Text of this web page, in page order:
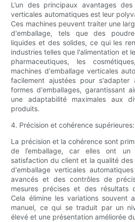
L’un des principaux avantages des
verticales automatiques est leur
Ces machines peuvent traiter une
d'emballage, tels que des
liquides et des solides, ce qui les
industries telles que l'alimentation et
pharmaceutiques, les
machines d'emballage verticales
facilement ajustées pour
formes d'emballages, garantissant
une adaptabilité maximales aux
produits.
4. Précision et cohérence supérieures:
La précision et la cohérence sont
de l’emballage, car elles ont
satisfaction du client et la qualité
d'emballage verticales
avancés et des contrôles de
mesures précises et des résultats
Cela élimine les variations souvent
manuel, ce qui se traduit par un
élevé et une présentation améliorée